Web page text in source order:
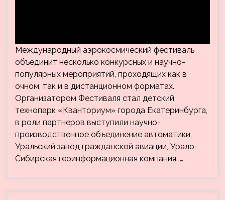
Международный аэрокосмический фестиваль
объединит несколько конкурсных и научно-
популярных мероприятий, проходящих как в
очном, так и в дистанционном форматах.
Организатором Фестиваля стал детский
технопарк «Кванториум» города Екатеринбурга,
в роли партнеров выступили научно-
производственное объединение автоматики,
Уральский завод гражданской авиации, Урало-
Сибирская геоинформационная компания. …